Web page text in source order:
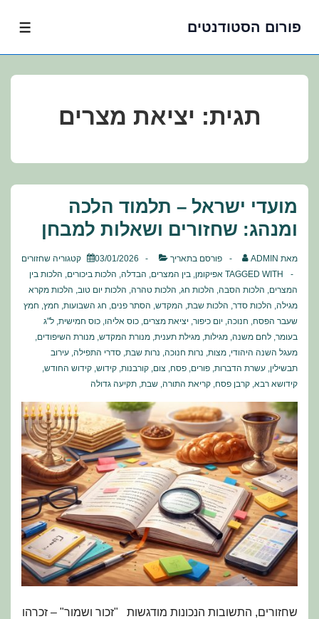
פורום הסטודנטים
תגית: יציאת מצרים
מועדי ישראל – תלמוד הלכה
ומנהג: שחזורים ושאלות למבחן
מאת ADMIN פורסם בתאריך 03/01/2026 קטגוריה שחזורים
TAGGED WITH אפיקומן, בין המצרים, הבדלה, הלכות ביכורים, הלכות בין
המצרים, הלכות הסבה, הלכות חג, הלכות טהרה, הלכות יום טוב, הלכות מקרא
מגילה, הלכות סדר, הלכות שבת, המקדש, הסתר פנים, חג השבועות, חמץ, חמץ
שעבר הפסח, חנוכה, יום כיפור, יציאת מצרים, כוס אליהו, כוס חמישית, ל"ג
בעומר, לחם משנה, מגילות, מגילת תענית, מנורת המקדש, מנורת השיפודים,
מעגל השנה היהודי, מצות, נרות חנוכה, נרות שבת, סדרי התפילה, עירוב
תבשילין, עשרת הדברות, פורים, פסח, צום, קורבנות, קידוש, קידוש החודש,
קידושא רבא, קרבן פסח, קריאת התורה, שבת, תקיעה גדולה
שחזורים, התשובות הנכונות מודגשות "זכור ושמור" – זכרהו